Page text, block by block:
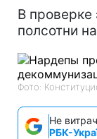
В проверке
полсотни
Фото:
Не
РБК-